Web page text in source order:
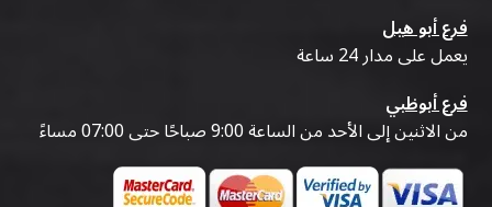
فرع أبو هيل
يعمل على مدار 24 ساعة
فرع أبوظبي
من الاثنين إلى الأحد من الساعة 9:00 صباحًا حتى 07:00 مساءً